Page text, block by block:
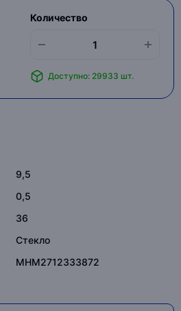
Количество
Доступно: 29933 шт.
9,5
0,5
36
Стекло
MHM2712333872